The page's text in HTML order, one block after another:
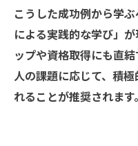
こうした成功例から学
による実践的な学び」
ップや資格取得にも直
人の課題に応じて、積
れることが推奨されます。